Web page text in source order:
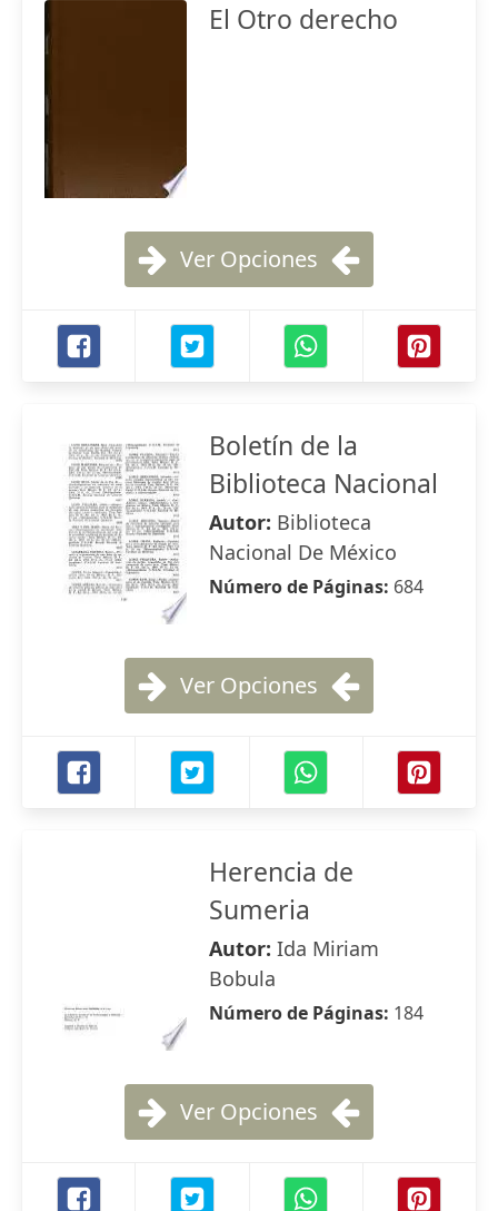
El Otro derecho
Ver Opciones
Boletín de la
Biblioteca Nacional
Autor: Biblioteca
Nacional De México
Número de Páginas: 684
Ver Opciones
Herencia de
Sumeria
Autor: Ida Miriam
Bobula
Número de Páginas: 184
Ver Opciones